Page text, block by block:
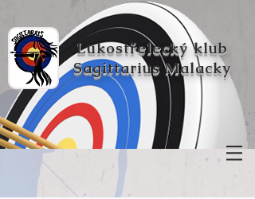
Lukostřelecký klub
Sagittarius Malacky